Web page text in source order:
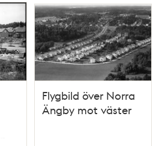
Flygbild över Norra
Ängby mot väster